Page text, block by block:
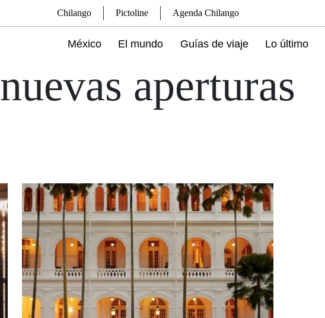
Chilango Pictoline Agenda Chilango
México El mundo Guías de viaje Lo último
nuevas aperturas